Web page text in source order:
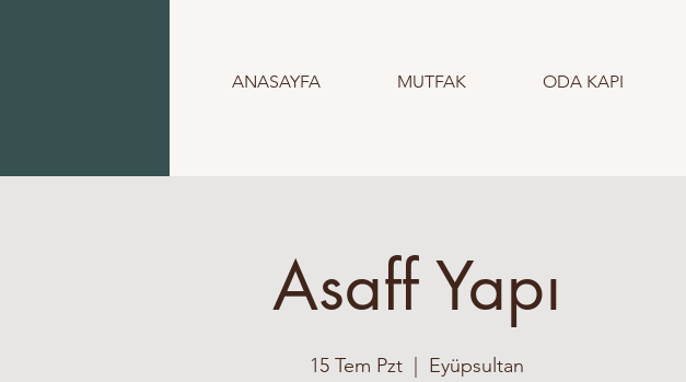
ANASAYFA MUTFAK ODA KAPI
Asaff Yapı
15 Tem Pzt Eyüpsultan